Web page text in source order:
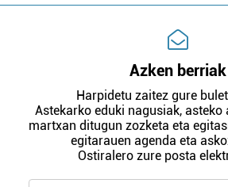
Azken berriak
Harpidetu zaitez gure
Astekarko eduki nagusiak, asteko
martxan ditugun zozketa eta
egitarauen agenda eta
Ostiralero zure posta